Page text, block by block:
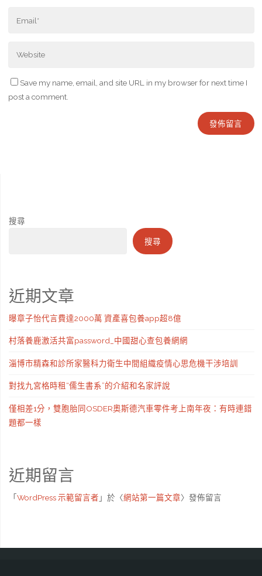
Save my name, email, and site URL in my browser for next time I
post a comment.
搜尋
搜尋
近期文章
曝章子怡代言費達2000萬 資產喜包養app超8億
村落養鹿激活共富password_中國甜心查包養網網
淄博市精森和診所家醫科力衛生中間組織疫情心思危機干涉培訓
對找九宮格時租“儒生書系”的介紹和名家評說
僅相差1分，雙胞胎同OSDER奧斯德汽車零件考上南年夜：有時連錯
題都一樣
近期留言
「 WordPress 示範留言者 」於〈網站第一篇文章〉發佈留言